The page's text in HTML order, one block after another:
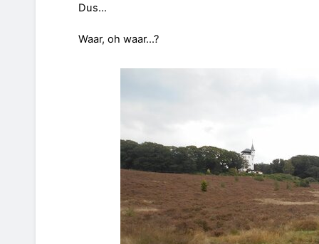
Dus...
Waar, oh waar...?